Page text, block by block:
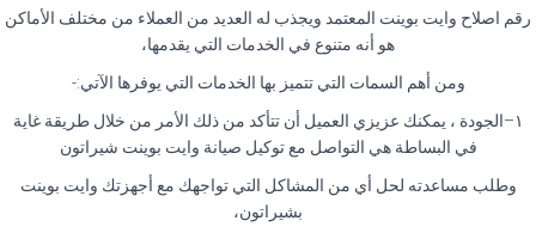
رقم اصلاح وايت بوينت المعتمد ويجذب له العديد من العملاء من مختلف الأماكن
هو أنه متنوع في الخدمات التي يقدمها،
ومن أهم السمات التي تتميز بها الخدمات التي يوفرها الآتي:-
١–الجودة ، يمكنك عزيزي العميل أن تتأكد من ذلك الأمر من خلال طريقة غاية
في البساطة هي التواصل مع توكيل صيانة وايت بوينت شيراتون
وطلب مساعدته لحل أي من المشاكل التي تواجهك مع أجهزتك وايت بوينت
بشيراتون،